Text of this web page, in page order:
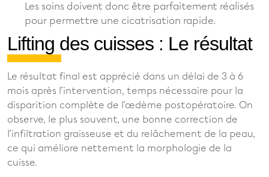
Les soins doivent donc être parfaitement réalisés
pour permettre une cicatrisation rapide.
Lifting des cuisses : Le résultat
Le résultat final est apprécié dans un délai de 3 à 6
mois après l’intervention, temps nécessaire pour la
disparition complète de l’œdème postopératoire. On
observe, le plus souvent, une bonne correction de
l’infiltration graisseuse et du relâchement de la peau,
ce qui améliore nettement la morphologie de la
cuisse.